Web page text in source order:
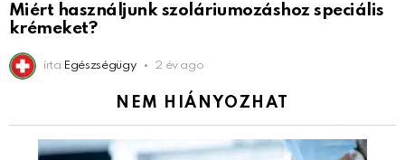
Miért használjunk szoláriumozáshoz speciális
krémeket?
írta Egészségügy 2 év ago
NEM HIÁNYOZHAT